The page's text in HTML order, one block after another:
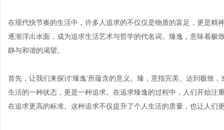
在现代快节奏的生活中，许多人追求的不仅仅是物质的富足，更是
逐渐浮出水面，成为追求生活艺术与哲学的代名词。臻逸，意味着极
静与和谐的渴望。
首先，让我们来探讨'臻逸'所蕴含的意义。臻，意指完美、达到极致
生活的一种状态，更是一种追求。在追求臻逸的过程中，人们开始注
在追求更高的标准。这种追求不仅提升了个人生活的质量，也让人们